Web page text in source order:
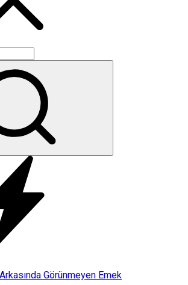
Görünmeyen Emek